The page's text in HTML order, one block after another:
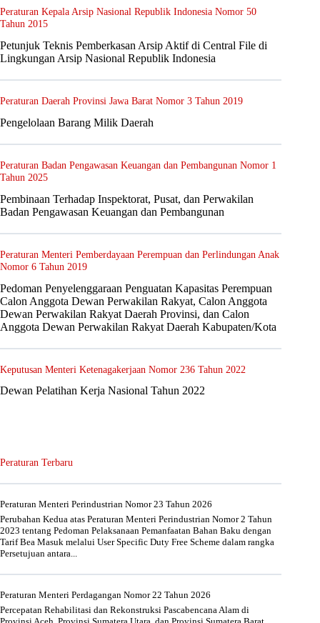
Peraturan Kepala Arsip Nasional Republik Indonesia Nomor 50
Tahun 2015
Petunjuk Teknis Pemberkasan Arsip Aktif di Central File di
Lingkungan Arsip Nasional Republik Indonesia
Peraturan Daerah Provinsi Jawa Barat Nomor 3 Tahun 2019
Pengelolaan Barang Milik Daerah
Peraturan Badan Pengawasan Keuangan dan Pembangunan Nomor 1
Tahun 2025
Pembinaan Terhadap Inspektorat, Pusat, dan Perwakilan
Badan Pengawasan Keuangan dan Pembangunan
Peraturan Menteri Pemberdayaan Perempuan dan Perlindungan Anak
Nomor 6 Tahun 2019
Pedoman Penyelenggaraan Penguatan Kapasitas Perempuan
Calon Anggota Dewan Perwakilan Rakyat, Calon Anggota
Dewan Perwakilan Rakyat Daerah Provinsi, dan Calon
Anggota Dewan Perwakilan Rakyat Daerah Kabupaten/Kota
Keputusan Menteri Ketenagakerjaan Nomor 236 Tahun 2022
Dewan Pelatihan Kerja Nasional Tahun 2022
Peraturan Terbaru
Peraturan Menteri Perindustrian Nomor 23 Tahun 2026
Perubahan Kedua atas Peraturan Menteri Perindustrian Nomor 2 Tahun
2023 tentang Pedoman Pelaksanaan Pemanfaatan Bahan Baku dengan
Tarif Bea Masuk melalui User Specific Duty Free Scheme dalam rangka
Persetujuan antara...
Peraturan Menteri Perdagangan Nomor 22 Tahun 2026
Percepatan Rehabilitasi dan Rekonstruksi Pascabencana Alam di